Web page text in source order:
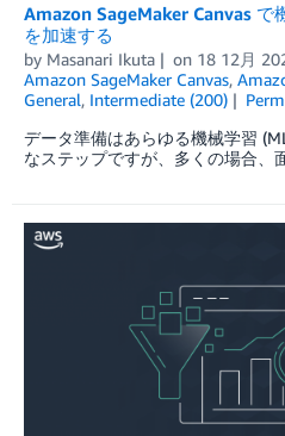
Amazon SageMaker Canvas で
を加速する
by Masanari Ikuta on 18 12月
Amazon SageMaker Canvas,
General, Intermediate (200)
データ準備はあらゆる機械学習
なステップですが、多くの場合